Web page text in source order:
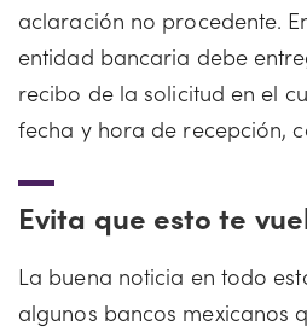
aclaración no procedente.
entidad bancaria debe
recibo de la solicitud en el
fecha y hora de recepción,
Evita que esto te
La buena noticia en todo
algunos bancos mexicanos